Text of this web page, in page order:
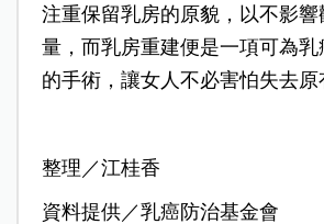
注重保留乳房的原貌，以不影
量，而乳房重建便是一項可為
的手術，讓女人不必害怕失去原
整理／江桂香
資料提供／乳癌防治基金會